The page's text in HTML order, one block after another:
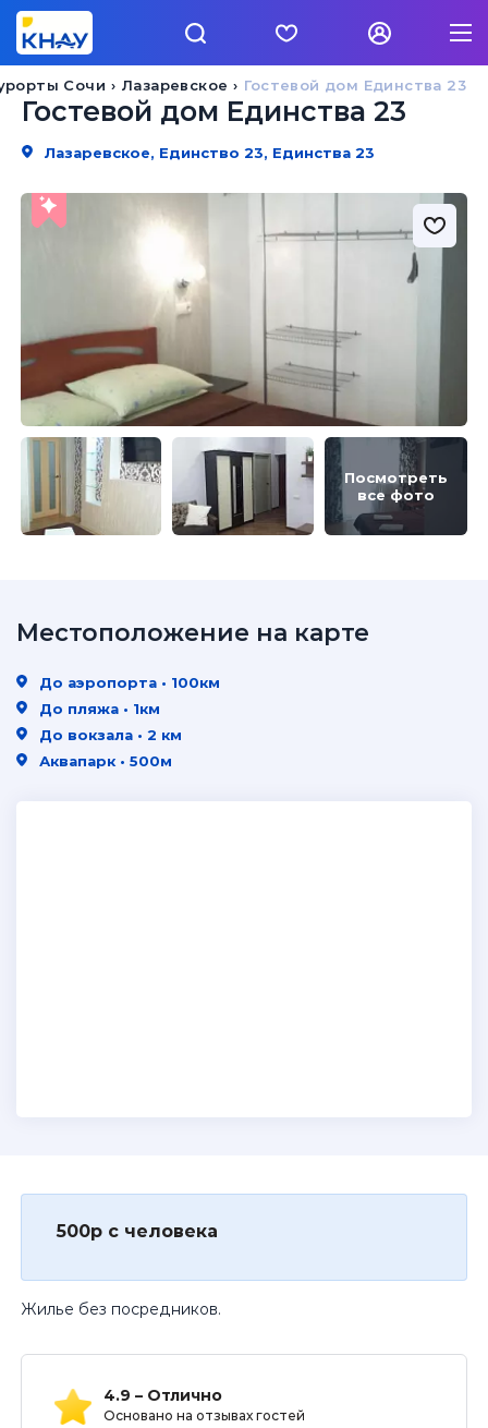
Гостевой дом Единства 23
Лазаревское
Сочи
Гостевой дом Единства 23
Лазаревское, Единство 23, Единства 23
Посмотреть
все фото
500р с человека
Жилье без посредников.
4.9 – Отлично
Основано на отзывах гостей
Местоположение на карте
До аэропорта • 100км
До пляжа • 1км
До вокзала • 2 км
Аквапарк • 500м